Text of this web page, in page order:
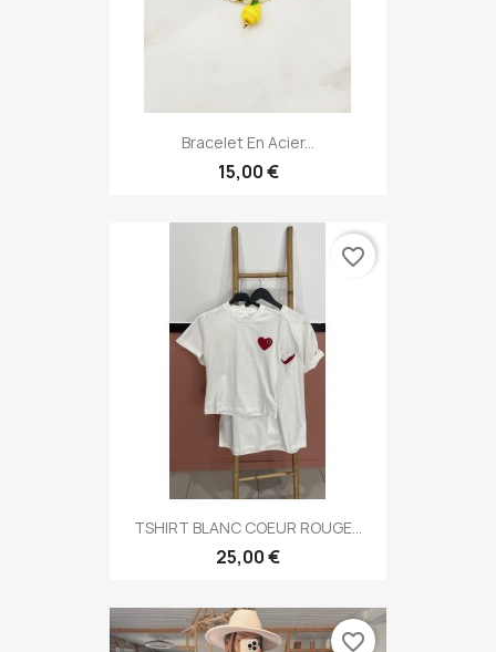
Bracelet En Acier...
15,00 €
TSHIRT BLANC COEUR ROUGE...
25,00 €
favorite_border
favorite_border